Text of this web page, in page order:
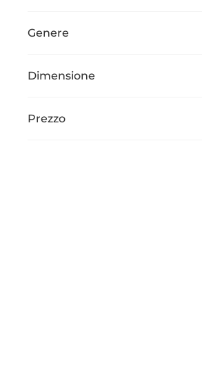
Genere
Dimensione
Prezzo